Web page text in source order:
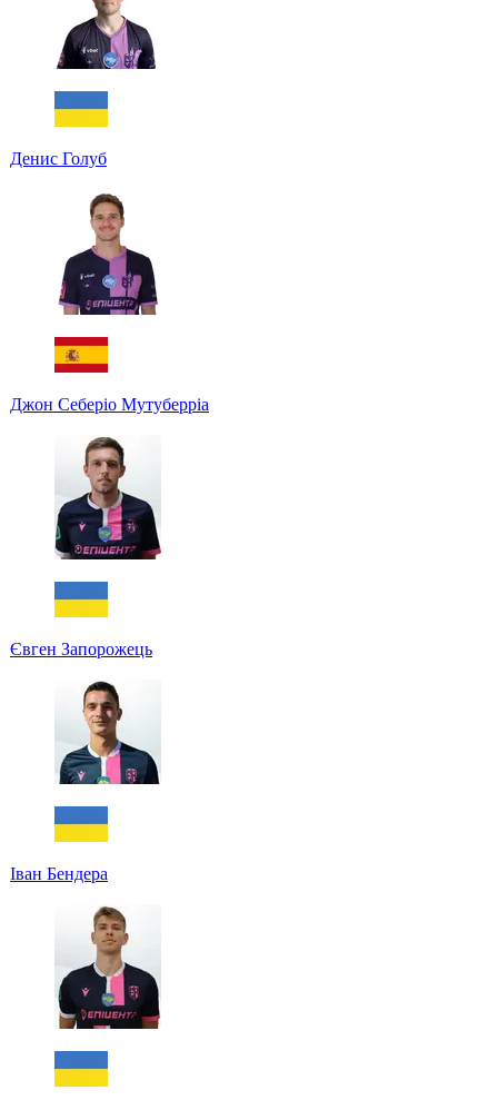
Денис Голуб
Джон Себеріо Мутуберріа
Євген Запорожець
Іван Бендера